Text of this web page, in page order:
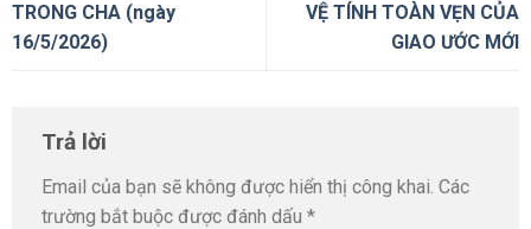
TRONG CHA (ngày
16/5/2026)
VỆ TÍNH TOÀN VẸN CỦA
GIAO ƯỚC MỚI
Trả lời
Email của bạn sẽ không được hiển thị công khai. Các
trường bắt buộc được đánh dấu *